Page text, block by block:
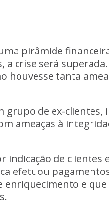
pirâmide
a crise será superada.
houvesse tanta
grupo de ex-clientes,
ameaças à
indicação de clientes
efetuou
enriquecimento e